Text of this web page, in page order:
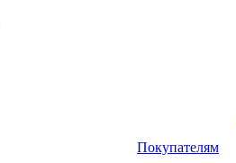
Покупателям